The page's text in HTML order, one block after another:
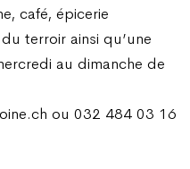
café, épicerie
terroir ainsi qu’une
au dimanche de
ou 032 484 03 16